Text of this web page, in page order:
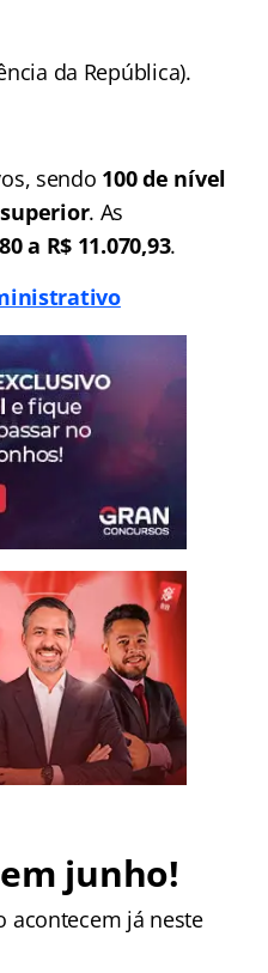
da República).
sendo 100 de nível
. As
a R$ 11.070,93.
junho!
acontecem já neste